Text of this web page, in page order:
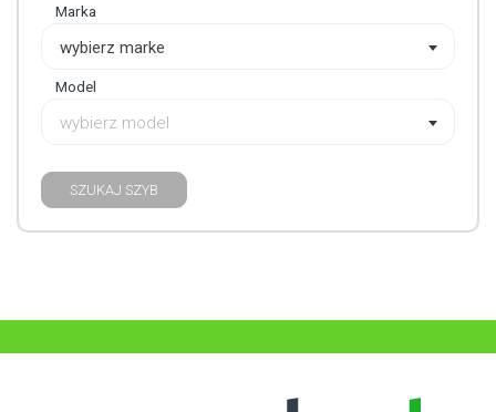
Marka
wybierz marke
Model
wybierz model
SZUKAJ SZYB